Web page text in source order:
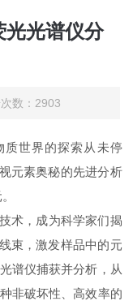
光光谱仪分
数：2903
世界的探索从未停
元素奥秘的先进分析
术，成为科学家们揭
束，激发样品中的元
谱仪捕获并分析，从
非破坏性、高效率的